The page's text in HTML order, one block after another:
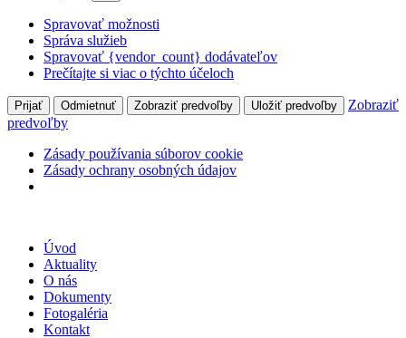
Spravovať možnosti
Správa služieb
Spravovať {vendor_count} dodávateľov
Prečítajte si viac o týchto účeloch
Prijať Odmietnuť Zobraziť predvoľby Uložiť predvoľby
Zobraziť
predvoľby
Zásady používania súborov cookie
Zásady ochrany osobných údajov
obsah
Úvod
Aktuality
O nás
Dokumenty
Fotogaléria
Kontakt